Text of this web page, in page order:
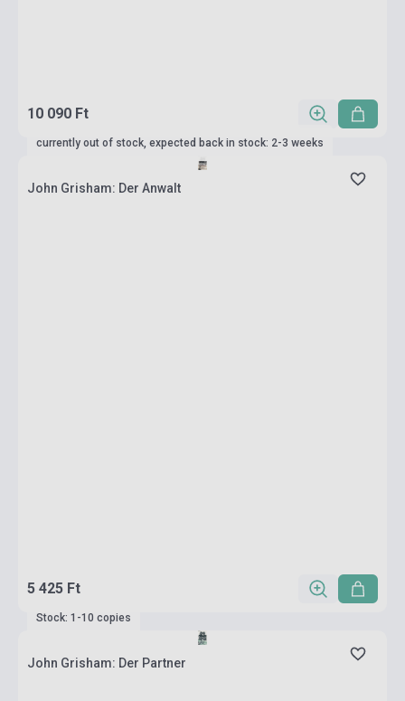
10 090 Ft
currently out of stock, expected back in stock: 2-3 weeks
John Grisham: Der Anwalt
5 425 Ft
Stock: 1-10 copies
John Grisham: Der Partner